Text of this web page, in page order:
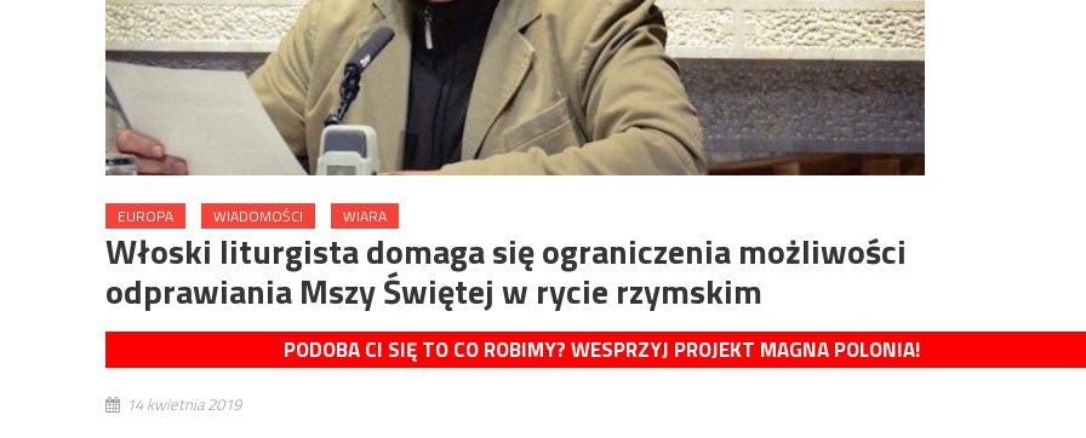
EUROPA WIADOMOŚCI WIARA
Włoski liturgista domaga się ograniczenia możliwości
odprawiania Mszy Świętej w rycie rzymskim
PODOBA CI SIĘ TO CO ROBIMY? WESPRZYJ PROJEKT MAGNA POLONIA!
14 kwietnia 2019